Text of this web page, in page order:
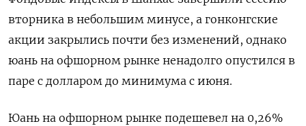
вторника в небольшим минусе, а гонконгские
акции закрылись почти без изменений, однако
юань на офшорном рынке ненадолго опустился в
паре с долларом до минимума с июня.
Юань на офшорном рынке подешевел на 0,26%